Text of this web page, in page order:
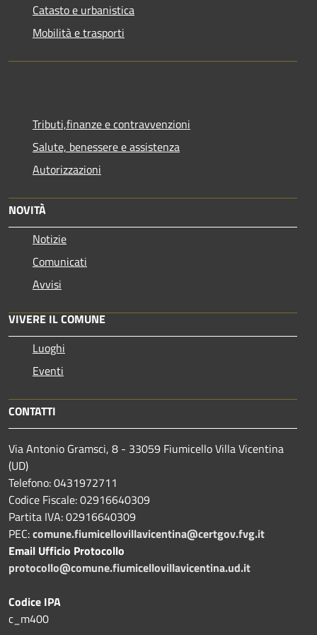
Catasto e urbanistica
Mobilità e trasporti
Tributi,finanze e contravvenzioni
Salute, benessere e assistenza
Autorizzazioni
NOVITÀ
Notizie
Comunicati
Avvisi
VIVERE IL COMUNE
Luoghi
Eventi
CONTATTI
Via Antonio Gramsci, 8 - 33059 Fiumicello Villa Vicentina
(UD)
Telefono: 0431972711
Codice Fiscale: 02916640309
Partita IVA: 02916640309
PEC:comune.fiumicellovillavicentina@certgov.fvg.it
Email Ufficio Protocollo
protocollo@comune.fiumicellovillavicentina.ud.it
Codice IPA
c_m400